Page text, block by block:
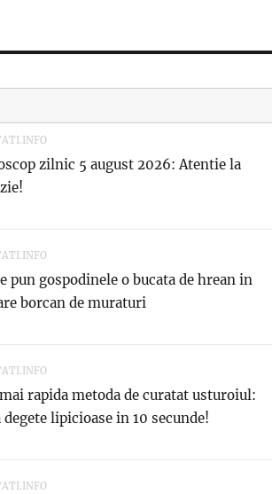
zilnic 5 august 2026: Atentie la
pun gospodinele o bucata de hrean in
borcan de muraturi
rapida metoda de curatat usturoiul:
degete lipicioase in 10 secunde!